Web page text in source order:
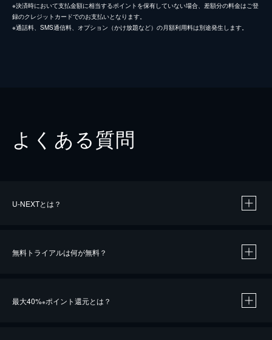
※決済時において支払金額に相当するポイントを保有していない場合、差額分の料金はご登
録のクレジットカードでのお支払いとなります。
※通話料、SMS通信料、オプション（かけ放題など）の月額利用料は別途発生します。
よくある質問
U-NEXTとは？
無料トライアルは何が無料？
最大40%※ポイント還元とは？